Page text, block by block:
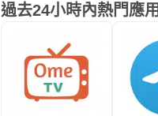
過去24小時內熱門應